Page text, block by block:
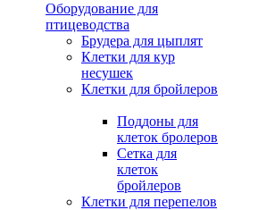
Оборудование для
птицеводства
Брудера для цыплят
Клетки для кур
несушек
Клетки для бройлеров
Поддоны для
клеток бролеров
Сетка для
клеток
бройлеров
Клетки для перепелов